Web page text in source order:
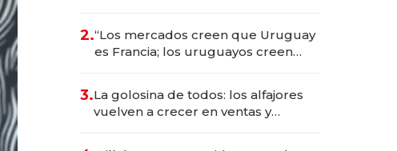
2.“Los mercados creen que Uruguay
es Francia; los uruguayos creen
conservadurismo financiero
3.La golosina de todos: los alfajores
vuelven a crecer en ventas y